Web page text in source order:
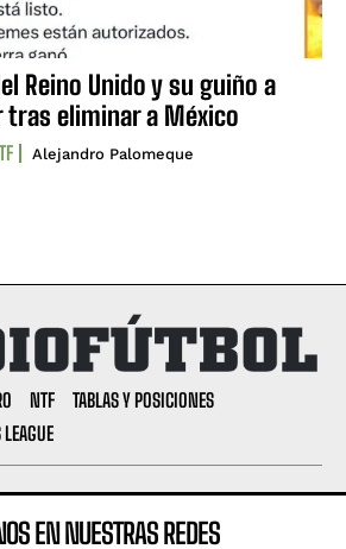
Reino Unido y su guiño a
tras eliminar a México
Alejandro Palomeque
NTF
TABLAS Y POSICIONES
EN NUESTRAS REDES